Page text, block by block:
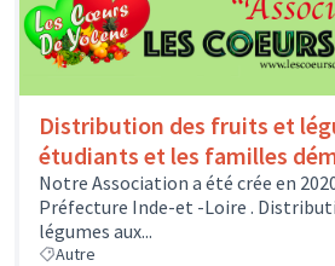
Distribution des fruits et
étudiants et les familles
Notre Association a été crée en
Préfecture Inde-et -Loire .
légumes aux...
Autre